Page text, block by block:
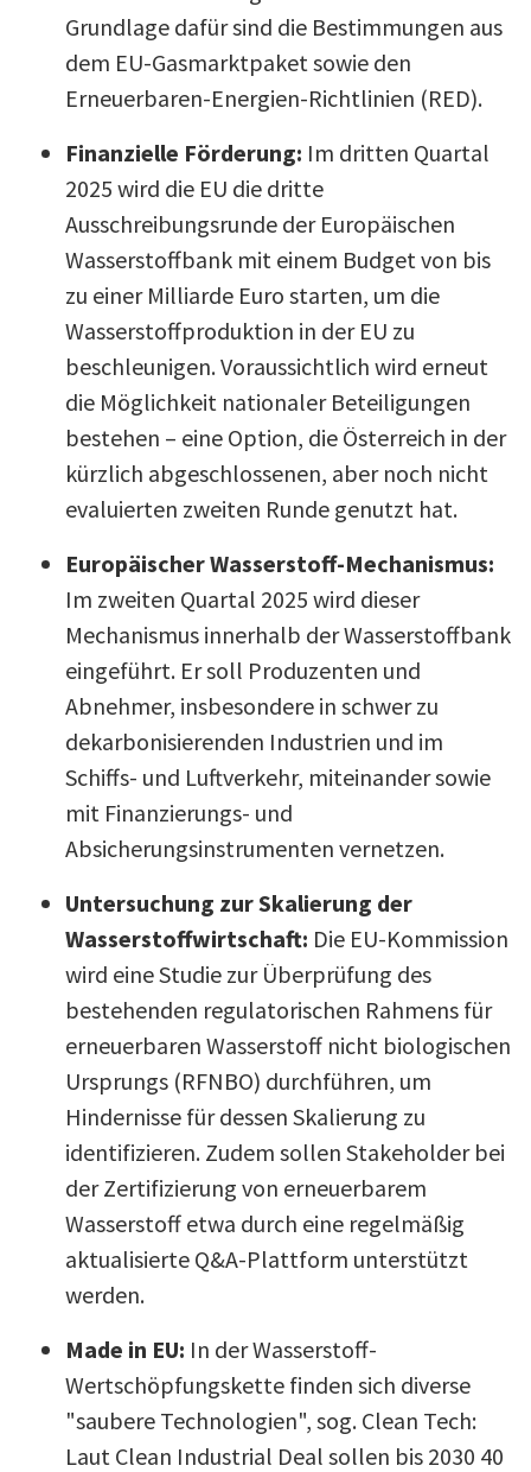
Grundlage dafür sind die Bestimmungen aus
dem EU-Gasmarktpaket sowie den
Erneuerbaren-Energien-Richtlinien (RED).
Finanzielle Förderung: Im dritten Quartal
2025 wird die EU die dritte
Ausschreibungsrunde der Europäischen
Wasserstoffbank mit einem Budget von bis
zu einer Milliarde Euro starten, um die
Wasserstoffproduktion in der EU zu
beschleunigen. Voraussichtlich wird erneut
die Möglichkeit nationaler Beteiligungen
bestehen – eine Option, die Österreich in der
kürzlich abgeschlossenen, aber noch nicht
evaluierten zweiten Runde genutzt hat.
Europäischer Wasserstoff-Mechanismus:
Im zweiten Quartal 2025 wird dieser
Mechanismus innerhalb der Wasserstoffbank
eingeführt. Er soll Produzenten und
Abnehmer, insbesondere in schwer zu
dekarbonisierenden Industrien und im
Schiffs- und Luftverkehr, miteinander sowie
mit Finanzierungs- und
Absicherungsinstrumenten vernetzen.
Untersuchung zur Skalierung der
Wasserstoffwirtschaft: Die EU-Kommission
wird eine Studie zur Überprüfung des
bestehenden regulatorischen Rahmens für
erneuerbaren Wasserstoff nicht biologischen
Ursprungs (RFNBO) durchführen, um
Hindernisse für dessen Skalierung zu
identifizieren. Zudem sollen Stakeholder bei
der Zertifizierung von erneuerbarem
Wasserstoff etwa durch eine regelmäßig
aktualisierte Q&A-Plattform unterstützt
werden.
Made in EU: In der Wasserstoff-
Wertschöpfungskette finden sich diverse
"saubere Technologien", sog. Clean Tech:
Laut Clean Industrial Deal sollen bis 2030 40